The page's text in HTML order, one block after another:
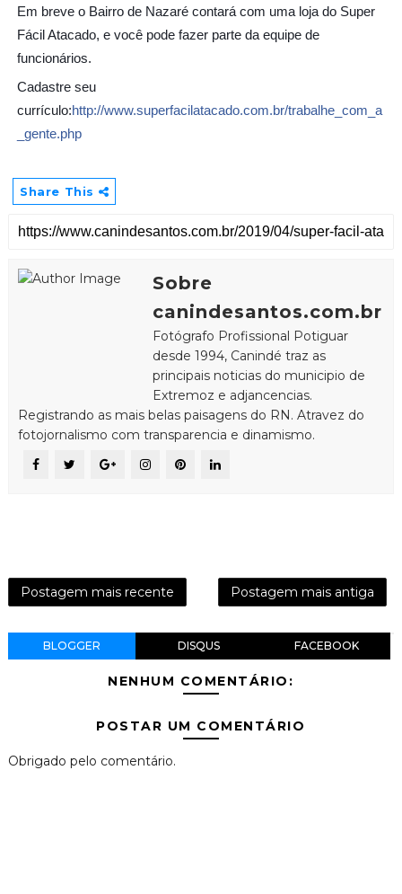
Em breve o Bairro de Nazaré contará com uma loja do Super
Fácil Atacado, e você pode fazer parte da equipe de
funcionários.
Cadastre seu
currículo:http://www.superfacilatacado.com.br/trabalhe_com_a
_gente.php
Share This
Sobre
canindesantos.com.br
Fotógrafo Profissional Potiguar
desde 1994, Canindé traz as
principais noticias do municipio de
Extremoz e adjancencias.
Registrando as mais belas paisagens do RN. Atravez do
fotojornalismo com transparencia e dinamismo.
Postagem mais recente Postagem mais antiga
BLOGGER DISQUS FACEBOOK
NENHUM COMENTÁRIO:
POSTAR UM COMENTÁRIO
Obrigado pelo comentário.